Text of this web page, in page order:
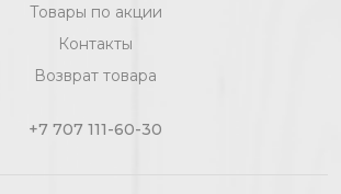
Товары по акции
Контакты
Возврат товара
+7 707 111-60-30